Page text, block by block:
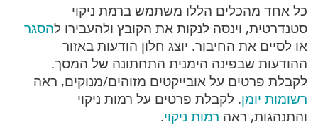
כל אחד מהכלים הללו משתמש ברמת ניקוי
סטנדרטית, וינסה לנקות את הקובץ ולהעבירו להסגר
או לסיים את החיבור. יוצג חלון הודעות באזור
ההודעות שבפינה הימנית התחתונה של המסך.
לקבלת פרטים על אובייקטים מזוהים/מנוקים, ראה
רשומות יומן. לקבלת פרטים על רמות ניקוי
והתנהגות, ראה רמות ניקוי.